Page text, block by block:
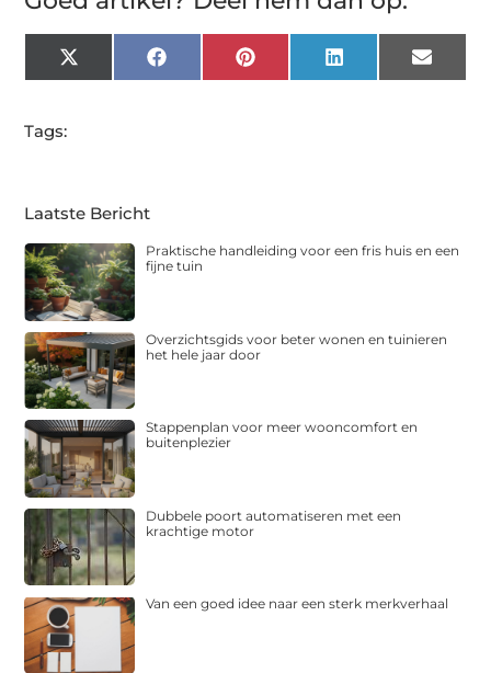
X
(Twitter)
FacebookPinterest LinkedIn Email
Tags:
Laatste Bericht
Praktische handleiding voor een fris huis en een
fijne tuin
Overzichtsgids voor beter wonen en tuinieren
het hele jaar door
Stappenplan voor meer wooncomfort en
buitenplezier
Dubbele poort automatiseren met een
krachtige motor
Van een goed idee naar een sterk merkverhaal